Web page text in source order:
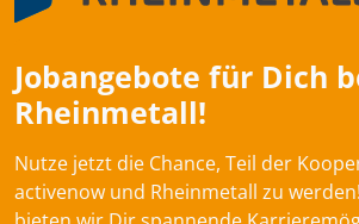
Jobangebote für Dich
Rheinmetall!
Nutze jetzt die Chance, Teil der
activenow und Rheinmetall zu